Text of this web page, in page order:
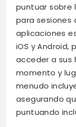
puntuar sobre
para sesiones
aplicaciones
iOS y Android,
acceder a sus
momento y
menudo
asegurando
puntuando